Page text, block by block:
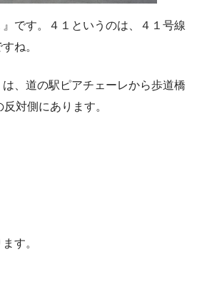
です。４１というのは、４１号線
ね。
、道の駅ピアチェーレから歩道橋
対側にあります。
す。